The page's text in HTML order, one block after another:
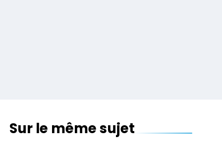
Sur le même sujet